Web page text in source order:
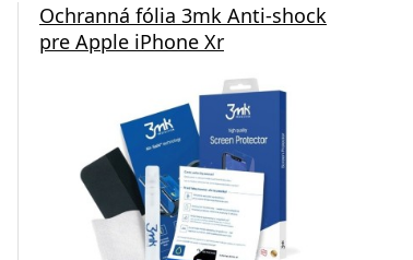
Ochranná fólia 3mk Anti-shock
pre Apple iPhone Xr